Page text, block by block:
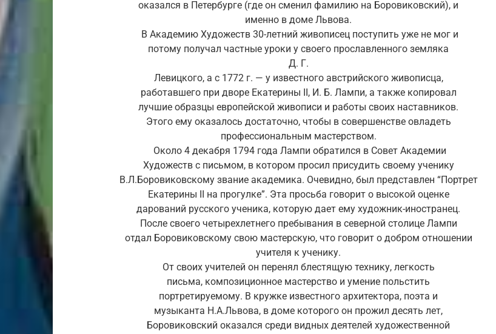
оказался в Петербурге (где он сменил фамилию на Боровиковский), и
именно в доме Львова.
В Академию Художеств 30-летний живописец поступить уже не мог и
потому получал частные уроки у своего прославленного земляка
Д. Г.
Левицкого, а с 1772 г. — у известного австрийского живописца,
работавшего при дворе Екатерины II, И. Б. Лампи, а также копировал
лучшие образцы европейской живописи и работы своих наставников.
Этого ему оказалось достаточно, чтобы в совершенстве овладеть
профессиональным мастерством.
Около 4 декабря 1794 года Лампи обратился в Совет Академии
Художеств с письмом, в котором просил присудить своему ученику
В.Л.Боровиковскому звание академика. Очевидно, был представлен “Портрет
Екатерины II на прогулке”. Эта просьба говорит о высокой оценке
дарований русского ученика, которую дает ему художник-иностранец.
После своего четырехлетнего пребывания в северной столице Лампи
отдал Боровиковскому свою мастерскую, что говорит о добром отношении
учителя к ученику.
От своих учителей он перенял блестящую технику, легкость
письма, композиционное мастерство и умение польстить
портретируемому. В кружке известного архитектора, поэта и
музыканта Н.А.Львова, в доме которого он прожил десять лет,
Боровиковский оказался среди видных деятелей художественной